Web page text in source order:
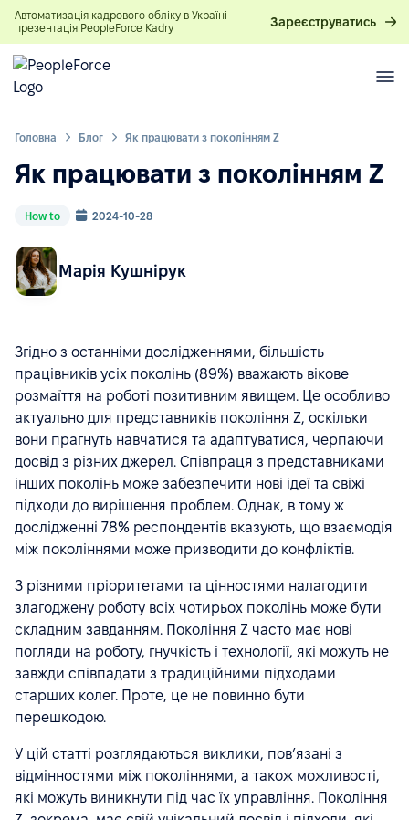
Автоматизація кадрового обліку в Україні —
презентація PeopleForce Kadry
Зареєструватись
Головна Блог Як працювати з поколінням Z
Як працювати з поколінням Z
How to 2024-10-28
Марія Кушнірук
Згідно з останніми дослідженнями, більшість
працівників усіх поколінь (89%) вважають вікове
розмаїття на роботі позитивним явищем. Це особливо
актуально для представників покоління Z, оскільки
вони прагнуть навчатися та адаптуватися, черпаючи
досвід з різних джерел. Співпраця з представниками
інших поколінь може забезпечити нові ідеї та свіжі
підходи до вирішення проблем. Однак, в тому ж
дослідженні 78% респондентів вказують, що взаємодія
між поколіннями може призводити до конфліктів.
З різними пріоритетами та цінностями налагодити
злагоджену роботу всіх чотирьох поколінь може бути
складним завданням. Покоління Z часто має нові
погляди на роботу, гнучкість і технології, які можуть не
завжди співпадати з традиційними підходами
старших колег. Проте, це не повинно бути
перешкодою.
У цій статті розглядаються виклики, пов’язані з
відмінностями між поколіннями, а також можливості,
які можуть виникнути під час їх управління. Покоління